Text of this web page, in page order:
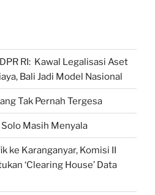
RI: Kawal Legalisasi Aset
Bali Jadi Model Nasional
Tak Pernah Tergesa
Masih Menyala
ke Karanganyar, Komisi II
‘Clearing House’ Data